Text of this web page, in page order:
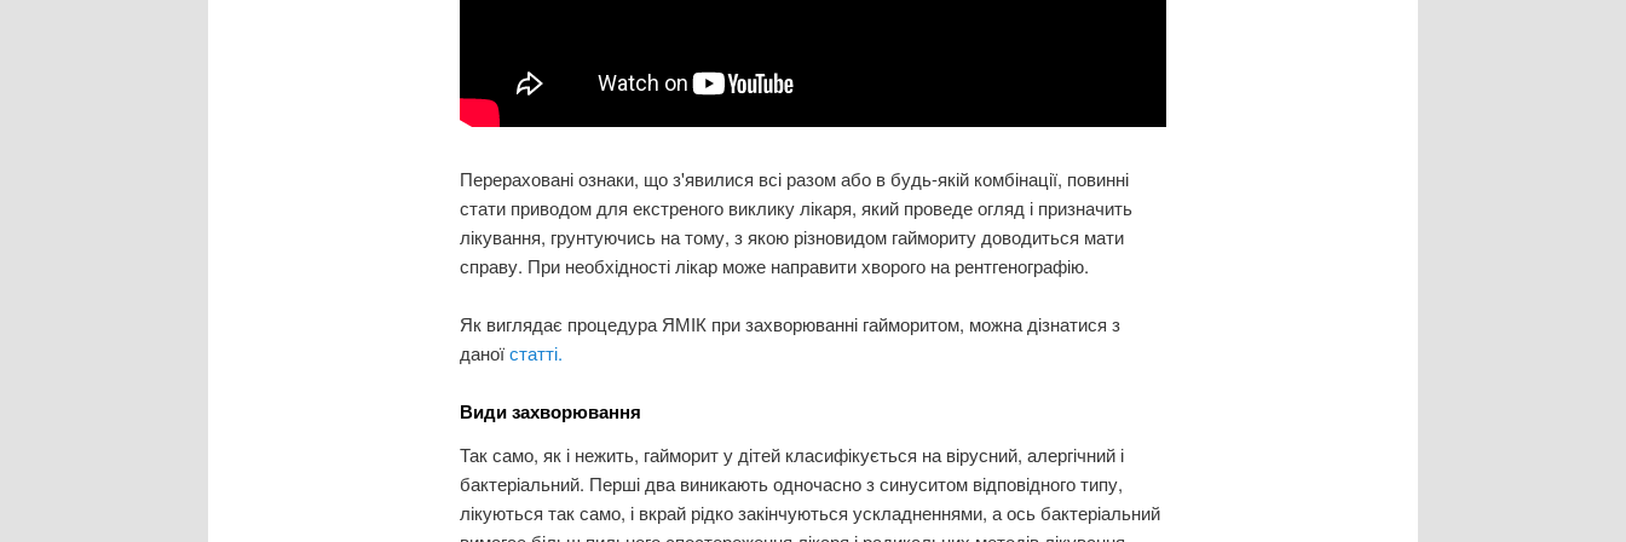
Перераховані ознаки, що з'явилися всі разом або в будь-якій комбінації, повинні
стати приводом для екстреного виклику лікаря, який проведе огляд і призначить
лікування, грунтуючись на тому, з якою різновидом гаймориту доводиться мати
справу. При необхідності лікар може направити хворого на рентгенографію.
Як виглядає процедура ЯМІК при захворюванні гайморитом, можна дізнатися з
даноїстатті.
Види захворювання
Так само, як і нежить, гайморит у дітей класифікується на вірусний, алергічний і
бактеріальний. Перші два виникають одночасно з синуситом відповідного типу,
лікуються так само, і вкрай рідко закінчуються ускладненнями, а ось бактеріальний